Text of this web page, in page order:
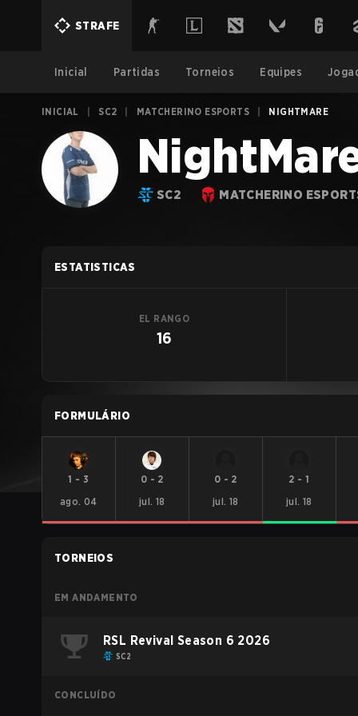
STRAFE
Inicial Partidas Torneios Equipes
INICIAL SC2 MATCHERINO ESPORTS NIGHTMARE
SC2 MATCHERINO
ESTATISTICAS
EL RANGO
16
FORMULÁRIO
1 - 3
ago. 04
0 - 2
jul. 18
0 - 2
jul. 18
2 - 1
jul. 18
TORNEIOS
EM ANDAMENTO
RSL Revival Season 6 2026
SC2
CONCLUÍDO